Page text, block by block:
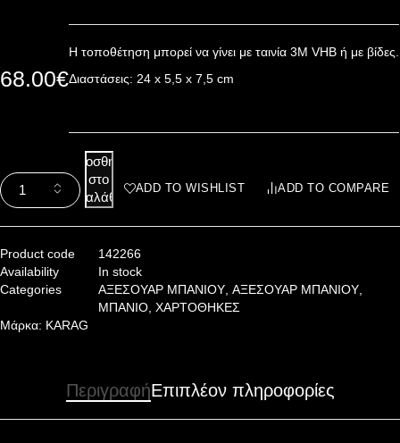
68.00€
Η τοποθέτηση μπορεί να γίνει με ταινία 3Μ VHB ή με βίδες.
Διαστάσεις: 24 x 5,5 x 7,5 cm
Προσθήκη
στο
καλάθι
ADD TO WISHLIST ADD TO COMPARE
Product code
142266
Availability
In stock
Categories
ΑΞΕΣΟΥΑΡ ΜΠΑΝΙΟΥ, ΑΞΕΣΟΥΑΡ ΜΠΑΝΙΟΥ,
ΜΠΑΝΙΟ, ΧΑΡΤΟΘΗΚΕΣ
Μάρκα: KARAG
ΠεριγραφήΕπιπλέον πληροφορίες